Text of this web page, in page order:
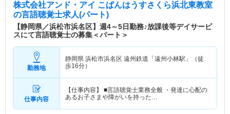
株式会社アンド・アイ こぱんはうすさくら浜北東教室
の言語聴覚士求人(パート)
【静岡県／浜松市浜名区】週4～5日勤務♪放課後等デイサービ
スにて言語聴覚士の募集＜パート＞
勤務地
静岡県 浜松市浜名区 遠州鉄道「遠州小林駅」（徒
歩16分）
仕事内容
【仕事内容】 ■言語聴覚士業務全般 ・発達に心配の
あるお子さまや障がいを持った…